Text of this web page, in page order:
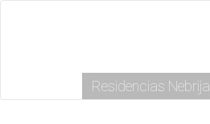
m
Residencias Nebrija